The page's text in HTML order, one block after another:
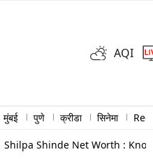
AQI
मुंबई पुणे क्रीडा सिनेमा
Shilpa Shinde Net Worth :